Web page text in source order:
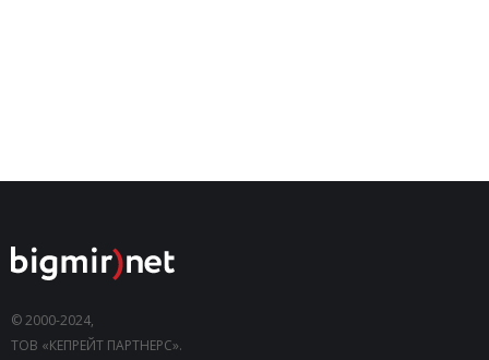
© 2000-2024,
ТОВ «КЕПРЕЙТ ПАРТНЕРС».